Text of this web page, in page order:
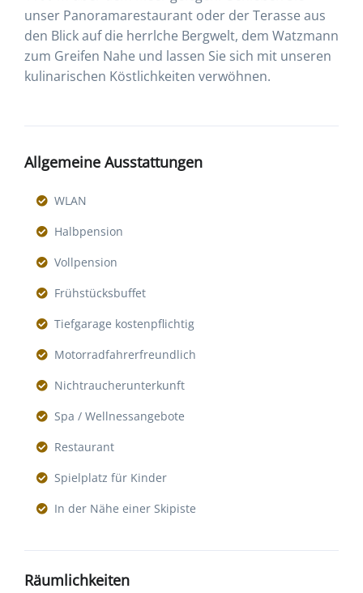
unser Panoramarestaurant oder der Terasse aus
den Blick auf die herrlche Bergwelt, dem Watzmann
zum Greifen Nahe und lassen Sie sich mit unseren
kulinarischen Köstlichkeiten verwöhnen.
Allgemeine Ausstattungen
WLAN
Halbpension
Vollpension
Frühstücksbuffet
Tiefgarage kostenpflichtig
Motorradfahrerfreundlich
Nichtraucherunterkunft
Spa / Wellnessangebote
Restaurant
Spielplatz für Kinder
In der Nähe einer Skipiste
Räumlichkeiten